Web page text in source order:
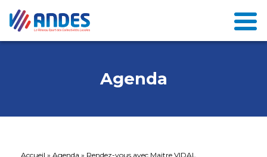
Agenda
Accueil » Agenda » Rendez-vous avec Maitre VIDAL